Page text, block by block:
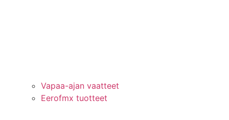
Vapaa-ajan vaatteet
Eerofmx tuotteet